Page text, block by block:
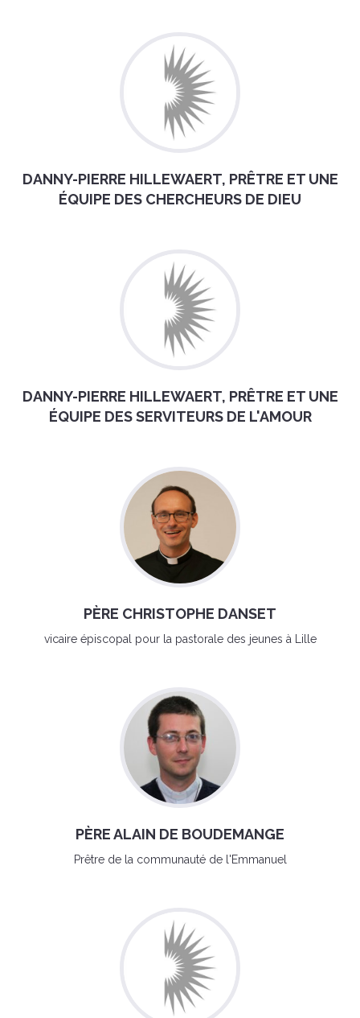
DANNY-PIERRE HILLEWAERT, PRÊTRE ET UNE
ÉQUIPE DES CHERCHEURS DE DIEU
DANNY-PIERRE HILLEWAERT, PRÊTRE ET UNE
ÉQUIPE DES SERVITEURS DE L'AMOUR
PÈRE CHRISTOPHE DANSET
vicaire épiscopal pour la pastorale des jeunes à Lille
PÈRE ALAIN DE BOUDEMANGE
Prêtre de la communauté de l'Emmanuel